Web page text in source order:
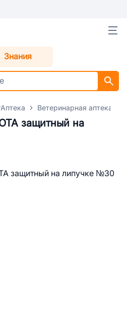
Знания
Ветеринарная аптека
защитный на